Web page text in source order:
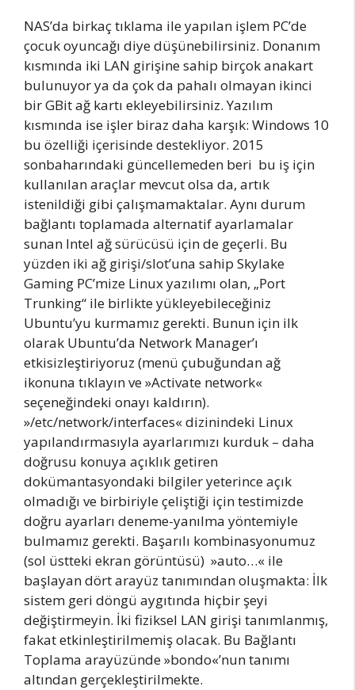
NAS’da birkaç tıklama ile yapılan işlem PC’de
çocuk oyuncağı diye düşünebilirsiniz. Donanım
kısmında iki LAN girişine sahip birçok anakart
bulunuyor ya da çok da pahalı olmayan ikinci
bir GBit ağ kartı ekleyebilirsiniz. Yazılım
kısmında ise işler biraz daha karşık: Windows 10
bu özelliği içerisinde destekliyor. 2015
sonbaharındaki güncellemeden beri bu iş için
kullanılan araçlar mevcut olsa da, artık
istenildiği gibi çalışmamaktalar. Aynı durum
bağlantı toplamada alternatif ayarlamalar
sunan Intel ağ sürücüsü için de geçerli. Bu
yüzden iki ağ girişi/slot’una sahip Skylake
Gaming PC’mize Linux yazılımı olan, „Port
Trunking“ ile birlikte yükleyebileceğiniz
Ubuntu’yu kurmamız gerekti. Bunun için ilk
olarak Ubuntu’da Network Manager’ı
etkisizleştiriyoruz (menü çubuğundan ağ
ikonuna tıklayın ve »Activate network«
seçeneğindeki onayı kaldırın).
»/etc/network/interfaces« dizinindeki Linux
yapılandırmasıyla ayarlarımızı kurduk – daha
doğrusu konuya açıklık getiren
dokümantasyondaki bilgiler yeterince açık
olmadığı ve birbiriyle çeliştiği için testimizde
doğru ayarları deneme-yanılma yöntemiyle
bulmamız gerekti. Başarılı kombinasyonumuz
(sol üstteki ekran görüntüsü) »auto…« ile
başlayan dört arayüz tanımından oluşmakta: İlk
sistem geri döngü aygıtında hiçbir şeyi
değiştirmeyin. İki fiziksel LAN girişi tanımlanmış,
fakat etkinleştirilmemiş olacak. Bu Bağlantı
Toplama arayüzünde »bondo«’nun tanımı
altından gerçekleştirilmekte.